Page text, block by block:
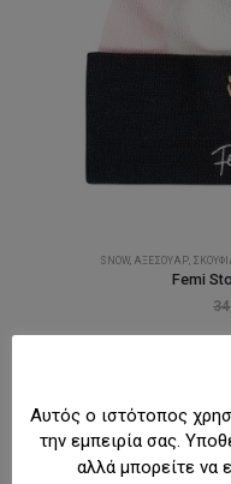
SNOW, ΑΞΕΣΟΥΆΡ,
Femi
Αυτός ο ιστότοπος
την εμπειρία σας.
αλλά μπορείτε να